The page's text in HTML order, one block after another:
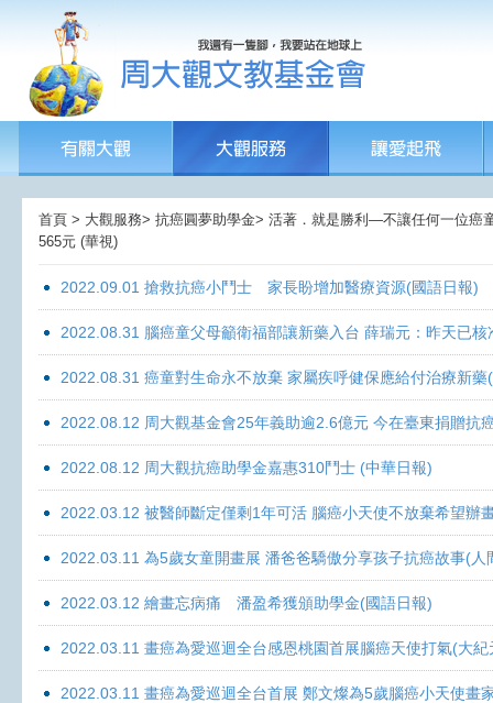
首頁 > 大觀服務> 抗癌圓夢助學金> 活著．就是勝利—不讓任何一位癌
565元 (華視)
2022.09.01 搶救抗癌小鬥士 家長盼增加醫療資源(國語日報)
2022.08.31 腦癌童父母籲衛福部讓新藥入台 薛瑞元：昨天已
2022.08.31 癌童對生命永不放棄 家屬疾呼健保應給付治療新藥
2022.08.12 周大觀基金會25年義助逾2.6億元 今在臺東捐贈抗
2022.08.12 周大觀抗癌助學金嘉惠310鬥士 (中華日報)
2022.03.12 被醫師斷定僅剩1年可活 腦癌小天使不放棄希望辦
2022.03.11 為5歲女童開畫展 潘爸爸驕傲分享孩子抗癌故事(人
2022.03.12 繪畫忘病痛 潘盈希獲頒助學金(國語日報)
2022.03.11 畫癌為愛巡迴全台感恩桃園首展腦癌天使打氣(大紀
2022.03.11 畫癌為愛巡迴全台首展 鄭文燦為5歲腦癌小天使畫